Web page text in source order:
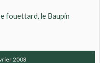
fouettard, le Baupin
2008